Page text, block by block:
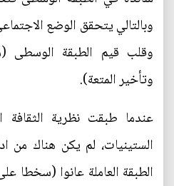
وبالتالي يتحقق الوضع
وقلب قيم الطبقة الوسطى
وتأخير المتعة).
عندما طبقت نظرية الثقافة
الستينيات، لم يكن هناك من
الطبقة العاملة عانوا (سخطا